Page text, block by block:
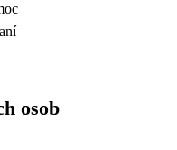
osob